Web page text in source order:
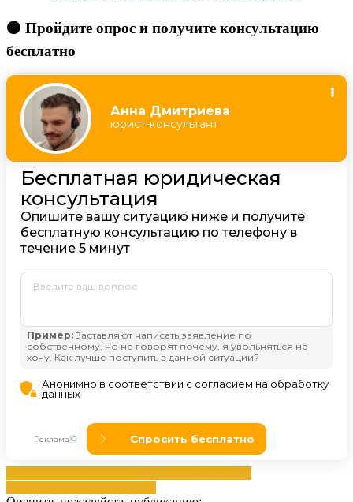
🟠 Пройдите опрос и получите консультацию
бесплатно